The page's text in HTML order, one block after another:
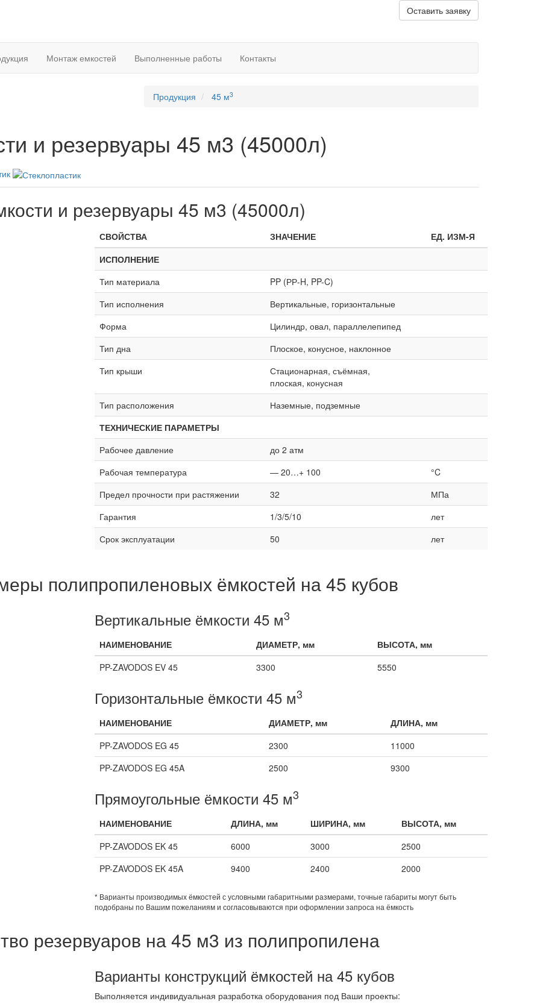
Оставить заявку
Монтаж емкостей Выполненные работы Контакты
Продукция 45 м3
и резервуары 45 м3 (45000л)
и резервуары 45 м3 (45000л)
СВОЙСТВА ЗНАЧЕНИЕ
ЕД. ИЗМ-Я
ИСПОЛНЕНИЕ
Тип материала
PP (РР-H, PP-C)
Тип исполнения
Вертикальные, горизонтальные
Форма
Цилиндр, овал, параллелепипед
Тип дна
Плоское, конусное, наклонное
Тип крыши
Стационарная, съёмная,
плоская, конусная
Тип расположения
Наземные, подземные
ТЕХНИЧЕСКИЕ ПАРАМЕТРЫ
Рабочее давление
до 2 атм
Рабочая температура
— 20…+ 100
°C
Предел прочности при растяжении
32
МПа
Гарантия
1/3/5/10
лет
Срок эксплуатации
50 лет
полипропиленовых ёмкостей на 45 кубов
Вертикальные ёмкости 45 м3
НАИМЕНОВАНИЕ ДИАМЕТР, мм
ВЫСОТА, мм
PP-ZAVODOS EV 45
3300 5550
Горизонтальные ёмкости 45 м3
НАИМЕНОВАНИЕ ДИАМЕТР, мм
ДЛИНА, мм
PP-ZAVODOS EG 45
2300
11000
PP-ZAVODOS EG 45A
2500 9300
Прямоугольные ёмкости 45 м3
НАИМЕНОВАНИЕ ДЛИНА, мм ШИРИНА, мм
ВЫСОТА, мм
PP-ZAVODOS EK 45
6000 3000
2500
PP-ZAVODOS EK 45A
9400 2400 2000
* Варианты производимых ёмкостей с условными габаритными размерами, точные габариты могут быть
подобраны по Вашим пожеланиям и согласовываются при оформлении запроса на ёмкость
резервуаров на 45 м3 из полипропилена
Варианты конструкций ёмкостей на 45 кубов
Выполняется индивидуальная разработка оборудования под Ваши проекты: